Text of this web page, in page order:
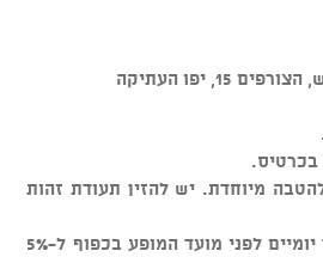
יפו העתיקה
מיוחדת. יש להזין תעודת זהות
*ניתן לבטל כרטיסים עד יומיים לפני מועד המופע בכפוף ל-5%